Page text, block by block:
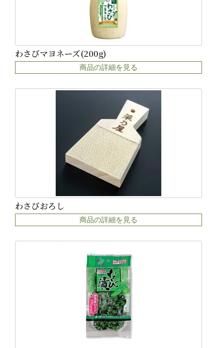
わさびマヨネーズ(200g)
商品の詳細を見る
わさびおろし
商品の詳細を見る